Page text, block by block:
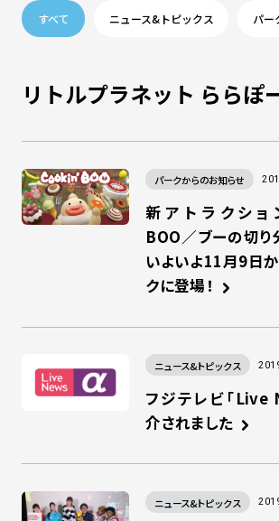
すべて ニュース&トピックス パー
リトルプラネット ららぽ
パークからのお知らせ
新アトラクショ
BOO／ブーの切り
いよいよ11月9日
クに登場！
ニュース&トピックス
フジテレビ「Live
介されました
ニュース&トピックス